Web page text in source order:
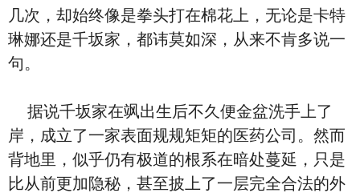
几次，却始终像是拳头打在棉花上，无论是卡特
琳娜还是千坂家，都讳莫如深，从来不肯多说一
句。
据说千坂家在飒出生后不久便金盆洗手上了
岸，成立了一家表面规规矩矩的医药公司。然而
背地里，似乎仍有极道的根系在暗处蔓延，只是
比从前更加隐秘，甚至披上了一层完全合法的外